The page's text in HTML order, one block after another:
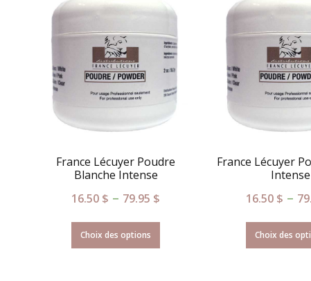
France Lécuyer Poudre
Blanche Intense
16.50 $ – 79.95 $
Choix des options
France Lécuyer
Intense
16.50 $ –
Choix des